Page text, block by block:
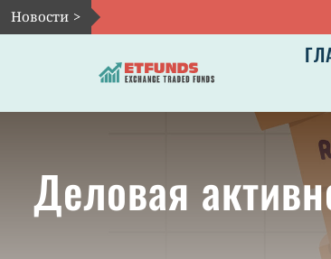
Skip
to
Новости >
Деловая